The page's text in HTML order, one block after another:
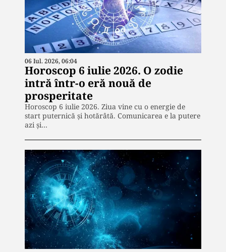
06 Iul. 2026, 06:04
Horoscop 6 iulie 2026. O zodie
intră într-o eră nouă de
prosperitate
Horoscop 6 iulie 2026. Ziua vine cu o energie de
start puternică și hotărâtă. Comunicarea e la putere
azi și…